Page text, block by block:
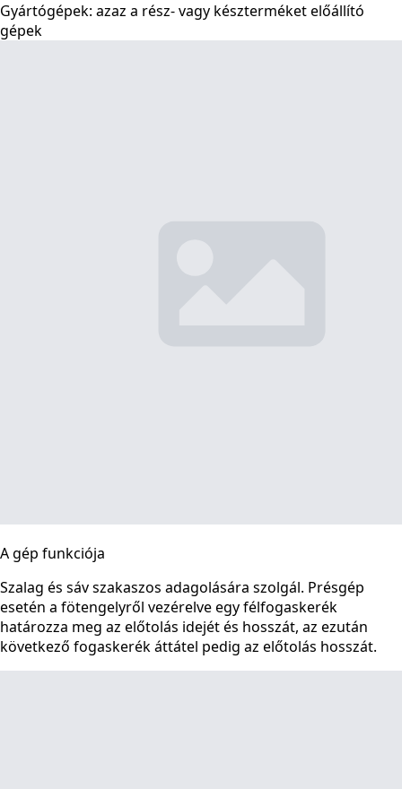
Gyártógépek: azaz a rész- vagy készterméket előállító
gépek
A gép funkciója
Szalag és sáv szakaszos adagolására szolgál. Présgép
esetén a fötengelyről vezérelve egy félfogaskerék
határozza meg az előtolás idejét és hosszát, az ezután
következő fogaskerék áttátel pedig az előtolás hosszát.